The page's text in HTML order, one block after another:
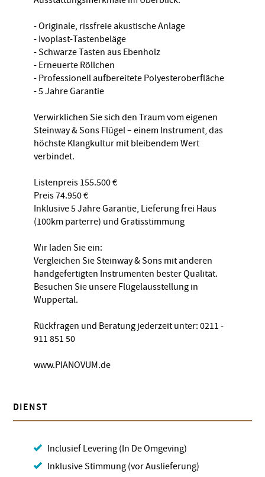
- Originale, rissfreie akustische Anlage
- Ivoplast-Tastenbeläge
- Schwarze Tasten aus Ebenholz
- Erneuerte Röllchen
- Professionell aufbereitete Polyesteroberfläche
- 5 Jahre Garantie
Verwirklichen Sie sich den Traum vom eigenen
Steinway & Sons Flügel – einem Instrument, das
höchste Klangkultur mit bleibendem Wert
verbindet.
Listenpreis 155.500 €
Preis 74.950 €
Inklusive 5 Jahre Garantie, Lieferung frei Haus
(100km parterre) und Gratisstimmung
Wir laden Sie ein:
Vergleichen Sie Steinway & Sons mit anderen
handgefertigten Instrumenten bester Qualität.
Besuchen Sie unsere Flügelausstellung in
Wuppertal.
Rückfragen und Beratung jederzeit unter: 0211 -
911 851 50
www.PIANOVUM.de
DIENST
Inclusief Levering (In De Omgeving)
Inklusive Stimmung (vor Auslieferung)